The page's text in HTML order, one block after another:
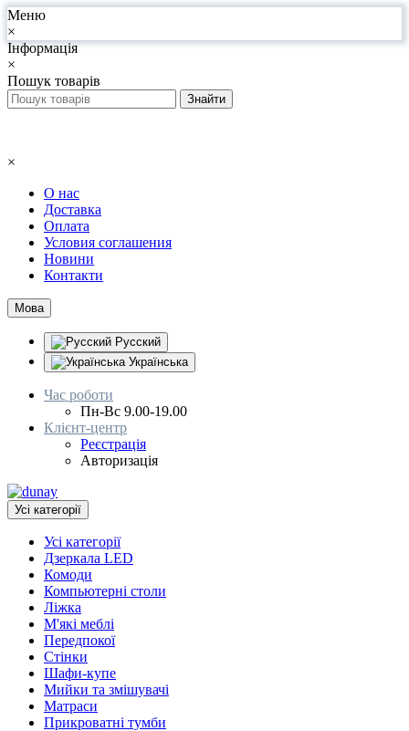
Меню
×
Інформація
×
Пошук товарів
×
О нас
Доставка
Оплата
Условия соглашения
Новини
Контакти
Мова
Русский
Українська
Час роботи
Пн-Вс 9.00-19.00
Клієнт-центр
Реєстрація
Авторизація
Усі категорії
Усі категорії
Дзеркала LED
Комоди
Компьютерні столи
Ліжка
М'які меблі
Передпокої
Стінки
Шафи-купе
Мийки та змішувачі
Матраси
Прикроватні тумби